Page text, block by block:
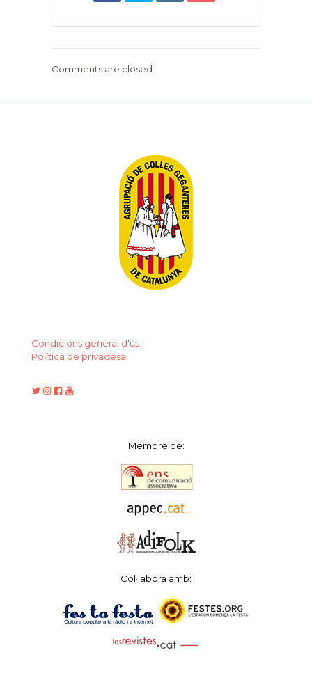
Comments are closed.
Condicions general d'ús.
Política de privadesa.
Membre de:
Col·labora amb: